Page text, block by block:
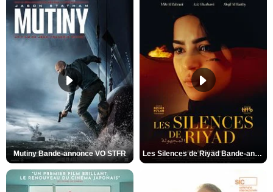
Mutiny Bande-annonce VO STFR Les Silences de Riyad Bande-annonce VO STFR